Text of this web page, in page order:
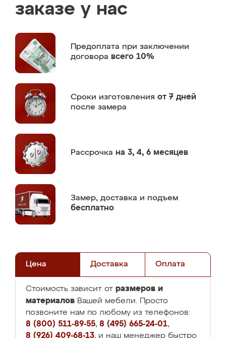
заказе у нас
Предоплата при заключении
договора всего 10%
Сроки изготовления от 7 дней
после замера
Рассрочка на 3, 4, 6 месяцев
Замер, доставка и подъем
бесплатно
Цена Доставка Оплата
Стоимость зависит от размеров и
материалов Вашей мебели. Просто
позвоните нам по любому из телефонов:
8 (800) 511-89-55, 8 (495) 665-24-01,
8 (926) 409-68-13, и наш менеджер быстро